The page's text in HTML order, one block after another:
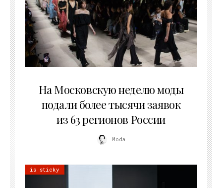
На Московскую неделю моды
подали более тысячи заявок
из 63 регионов России
Moda
is sticky